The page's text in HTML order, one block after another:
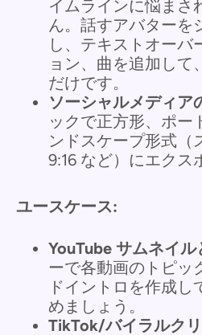
イムラインに悩まさ
ん。話すアバターを
し、テキストオーバ
ョン、曲を追加して
だけです。
ソーシャルメディア
ックで正方形、ポー
ンドスケープ形式（
9:16 など）にエクス
ユースケース:
YouTube サムネイ
ーで各動画のトピッ
ドイントロを作成
めましょう。
TikTok/バイラルク